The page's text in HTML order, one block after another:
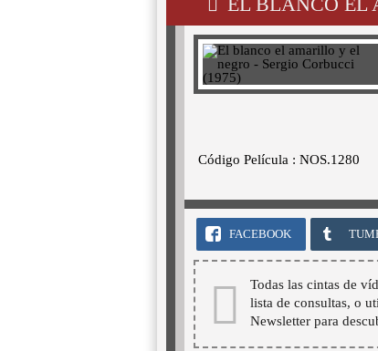
Código Película : NOS.1280
FACEBOOK
Todas las cintas de
lista de consultas, o
Newsletter para